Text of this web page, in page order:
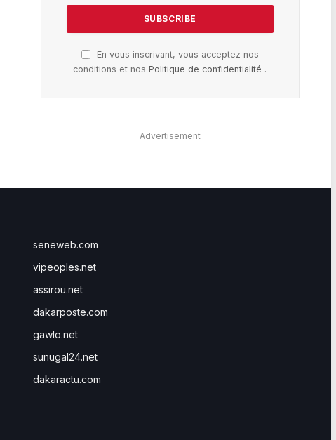
En vous inscrivant, vous acceptez nos
conditions et nosPolitique de confidentialité .
Advertisement
seneweb.com
vipeoples.net
assirou.net
dakarposte.com
gawlo.net
sunugal24.net
dakaractu.com